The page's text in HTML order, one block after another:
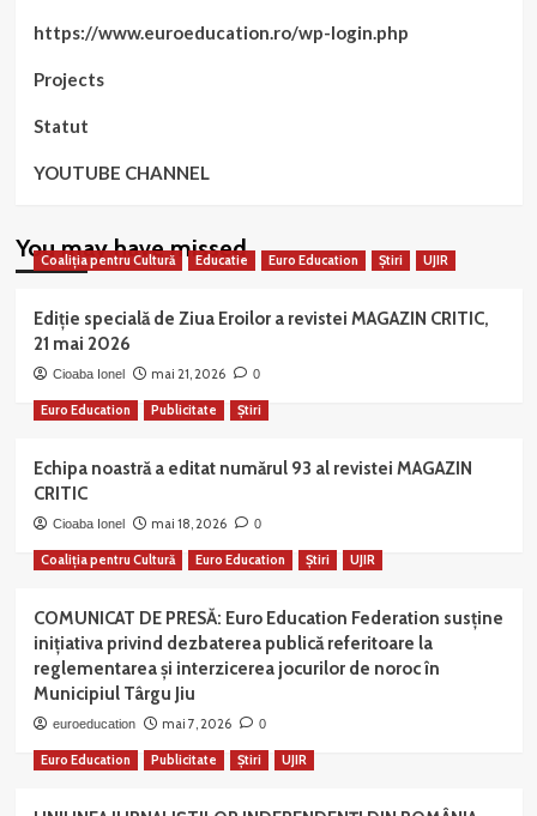
https://www.euroeducation.ro/wp-login.php
Projects
Statut
YOUTUBE CHANNEL
You may have missed
Coaliția pentru Cultură Educatie Euro Education Știri UJIR
Ediție specială de Ziua Eroilor a revistei MAGAZIN CRITIC,
21 mai 2026
Cioaba Ionel mai 21, 2026 0
Euro Education Publicitate Știri
Echipa noastră a editat numărul 93 al revistei MAGAZIN
CRITIC
Cioaba Ionel mai 18, 2026 0
Coaliția pentru Cultură Euro Education Știri UJIR
COMUNICAT DE PRESĂ: Euro Education Federation susține
inițiativa privind dezbaterea publică referitoare la
reglementarea și interzicerea jocurilor de noroc în
Municipiul Târgu Jiu
euroeducation mai 7, 2026 0
Euro Education Publicitate Știri UJIR